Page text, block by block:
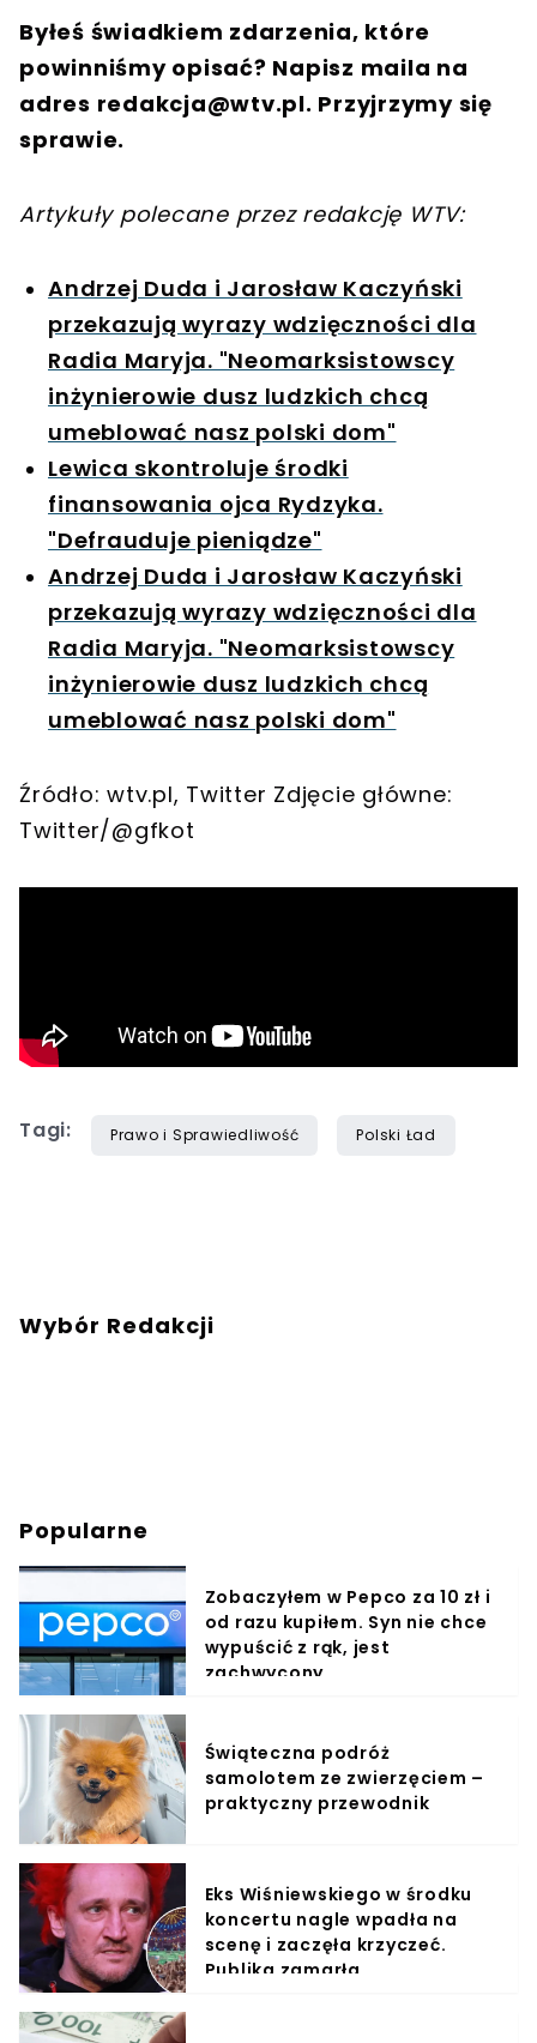
Byłeś świadkiem zdarzenia, które
powinniśmy opisać? Napisz maila na
adres redakcja@wtv.pl. Przyjrzymy się
sprawie.
Artykuły polecane przez redakcję WTV:
Andrzej Duda i Jarosław Kaczyński
przekazują wyrazy wdzięczności dla
Radia Maryja. "Neomarksistowscy
inżynierowie dusz ludzkich chcą
umeblować nasz polski dom"
Lewica skontroluje środki
finansowania ojca Rydzyka.
"Defrauduje pieniądze"
Andrzej Duda i Jarosław Kaczyński
przekazują wyrazy wdzięczności dla
Radia Maryja. "Neomarksistowscy
inżynierowie dusz ludzkich chcą
umeblować nasz polski dom"
Źródło: wtv.pl, Twitter Zdjęcie główne:
Twitter/@gfkot
Tagi: Prawo i Sprawiedliwość Polski Ład
Wybór Redakcji
Popularne
Zobaczyłem w Pepco za 10 zł i
od razu kupiłem. Syn nie chce
wypuścić z rąk, jest
zachwycony
Świąteczna podróż
samolotem ze zwierzęciem –
praktyczny przewodnik
Eks Wiśniewskiego w środku
koncertu nagle wpadła na
scenę i zaczęła krzyczeć.
Publika zamarła